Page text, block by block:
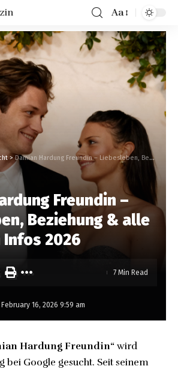
Aa
>Damian Hardung Freundin – Liebesleben, Beziehung & alle aktuellen Infos 2026
Freundin –
Beziehung & alle
2026
16, 2026 9:59 am
7 Min Read
Hardung Freundin“ wird
bei Google gesucht. Seit seinem